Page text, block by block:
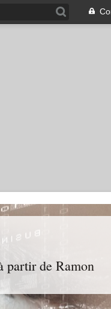
partir de Ramon